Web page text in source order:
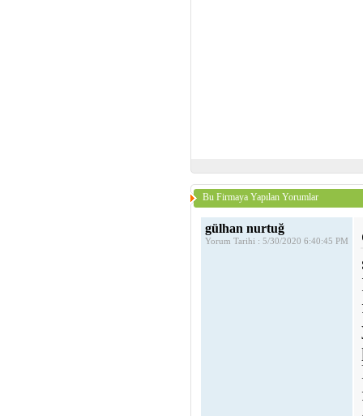
Bu Firmaya Yapılan Yorumlar
gülhan nurtuğ
Yorum Tarihi : 5/30/2020 6:40:45 PM